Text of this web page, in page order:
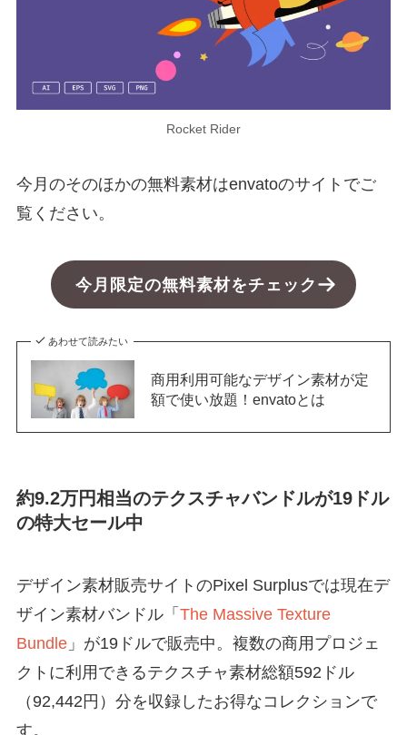
Rocket Rider
今月のそのほかの無料素材はenvatoのサイトでご
覧ください。
今月限定の無料素材をチェック
あわせて読みたい
商用利用可能なデザイン素材が定
額で使い放題！envatoとは
約9.2万円相当のテクスチャバンドルが19ドル
の特大セール中
デザイン素材販売サイトのPixel Surplusでは現在デ
ザイン素材バンドル「 The Massive Texture
Bundle」が19ドルで販売中。複数の商用プロジェ
クトに利用できるテクスチャ素材総額592ドル
（92,442円）分を収録したお得なコレクションで
す。